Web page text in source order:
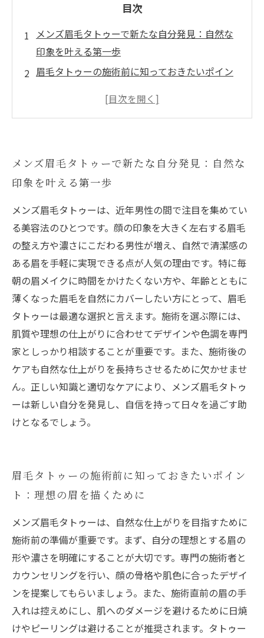
目次
メンズ眉毛タトゥーで新たな自分発見：自然な
印象を叶える第一歩
眉毛タトゥーの施術前に知っておきたいポイン
プロが教えるメンズ眉毛タトゥーの選び方とデ
眉毛タトゥーの正しいお手入れ法
メンズ眉毛タトゥーで自信を持てる顔へ：ビフ
ォー＆アフターで見る変化の物語
毎朝の眉メイクから解放！忙しい男性におすす
めの眉毛タトゥーの魅力
薄くなった眉も自然にカバー：メンズ眉毛タト
ゥーで叶える理想の眉
メンズ眉毛タトゥーで新たな自分発見：自然な
印象を叶える第一歩
メンズ眉毛タトゥーは、近年男性の間で注目を集めてい
る美容法のひとつです。顔の印象を大きく左右する眉毛
の整え方や濃さにこだわる男性が増え、自然で清潔感の
ある眉を手軽に実現できる点が人気の理由です。特に毎
朝の眉メイクに時間をかけたくない方や、年齢とともに
薄くなった眉毛を自然にカバーしたい方にとって、眉毛
タトゥーは最適な選択と言えます。施術を選ぶ際には、
肌質や理想の仕上がりに合わせてデザインや色調を専門
家としっかり相談することが重要です。また、施術後の
ケアも自然な仕上がりを長持ちさせるために欠かせませ
ん。正しい知識と適切なケアにより、メンズ眉毛タトゥ
ーは新しい自分を発見し、自信を持って日々を過ごす助
けとなるでしょう。
眉毛タトゥーの施術前に知っておきたいポイン
ト：理想の眉を描くために
メンズ眉毛タトゥーは、自然な仕上がりを目指すために
施術前の準備が重要です。まず、自分の理想とする眉の
形や濃さを明確にすることが大切です。専門の施術者と
カウンセリングを行い、顔の骨格や肌色に合ったデザイ
ンを提案してもらいましょう。また、施術直前の眉の手
入れは控えめにし、肌へのダメージを避けるために日焼
けやピーリングは避けることが推奨されます。タトゥー